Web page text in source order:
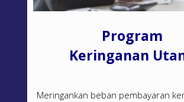
Program
Keringanan
Meringankan beban pembayaran